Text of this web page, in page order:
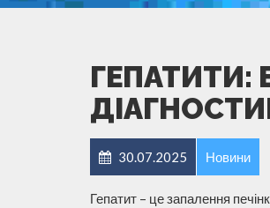
ГЕПАТИТИ:
30.07.2025 Новини
Гепатит – це запалення